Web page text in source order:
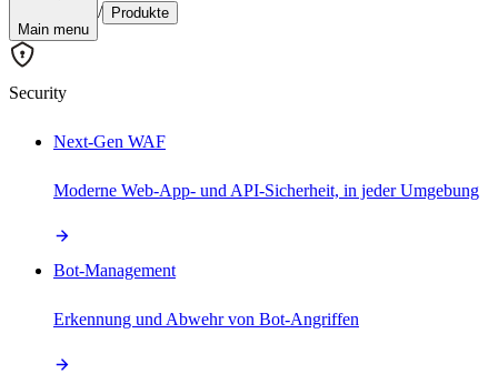
Main menu
/ Produkte
Security
Next-Gen WAF
Moderne Web-App- und API-Sicherheit, in jeder Umgebung
Bot-Management
Erkennung und Abwehr von Bot-Angriffen